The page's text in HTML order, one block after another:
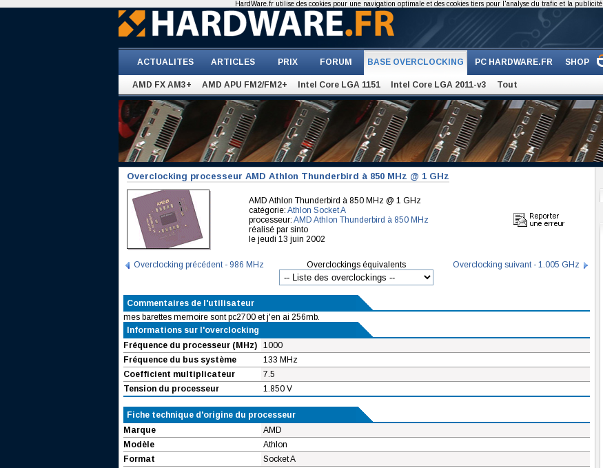
ACTUALITES ARTICLES PRIX FORUM BASE OVERCLOCKING PC HARDWARE.FR SHOP
AMD FX AM3+ AMD APU FM2/FM2+ Intel Core LGA 1151 Intel Core LGA 2011-v3 Tout
Overclocking processeur AMD Athlon Thunderbird à 850 MHz @ 1 GHz
AMD Athlon Thunderbird à 850 MHz @ 1 GHz
catégorie: Athlon Socket A
processeur: AMD Athlon Thunderbird à 850 MHz
réalisé par sinto
le jeudi 13 juin 2002
Overclocking précédent - 986 MHz Overclockings équivalents Overclocking suivant - 1.005 GHz
Commentaires de l'utilisateur
mes barettes memoire sont pc2700 et j'en ai 256mb.
Informations sur l'overclocking
Fréquence du processeur (MHz)
1000
Fréquence du bus système
133 MHz
Coefficient multiplicateur
7.5
Tension du processeur
1.850 V
Fiche technique d'origine du processeur
Marque
AMD
Modèle
Athlon
Format
Socket A
HardWare.fr utilise des cookies pour une navigation optimale et des cookies tiers pour l'analyse du trafic et la publicité